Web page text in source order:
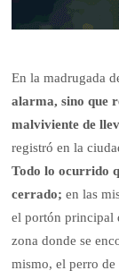
En la madrugada
alarma, sino que
malviviente de
registró en la
Todo lo ocurrido
cerrado; en las
el portón principal
zona donde se
mismo, el perro de